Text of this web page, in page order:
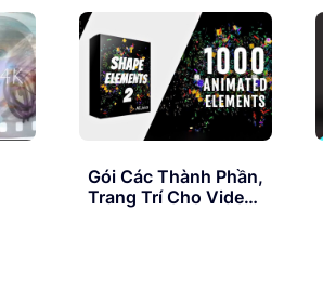
Gói Các Thành Phần,
Trang Trí Cho Video